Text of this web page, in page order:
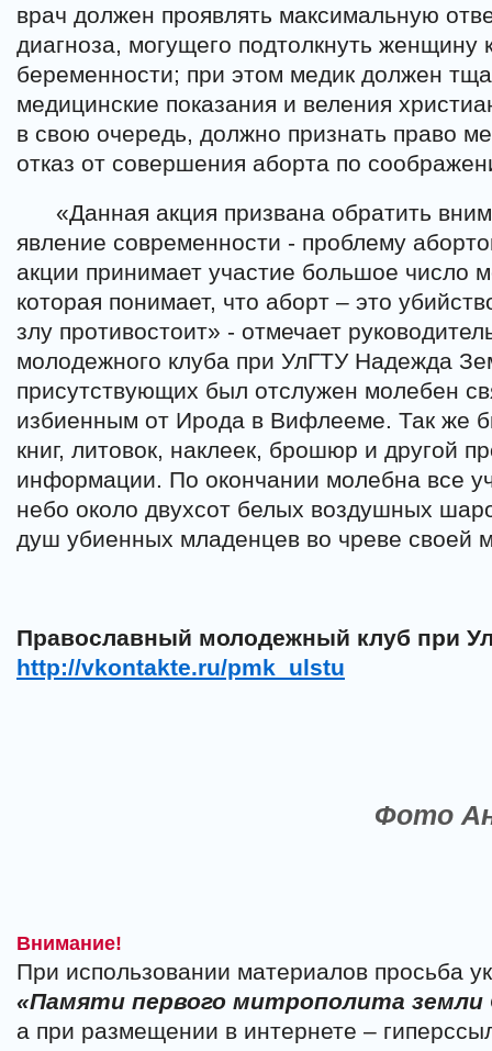
врач должен проявлять максимальную
диагноза, могущего подтолкнуть женщину
беременности; при этом медик должен
медицинские показания и веления
в свою очередь, должно признать право
отказ от совершения аборта по
«Данная акция призвана обратить
явление современности - проблему
акции принимает участие большое число
которая понимает, что аборт – это
злу противостоит» - отмечает
молодежного клуба при УлГТУ Надежда
присутствующих был отслужен молебен
избиенным от Ирода в Вифлееме. Так же
книг, литовок, наклеек, брошюр и другой
информации. По окончании молебна все
небо около двухсот белых воздушных
душ убиенных младенцев во чреве своей
Православный молодежный клуб при
http://vkontakte.ru/pmk_ulstu
Фото
Внимание!
При использовании материалов просьба
«Памяти первого митрополита земли
а при размещении в интернете –